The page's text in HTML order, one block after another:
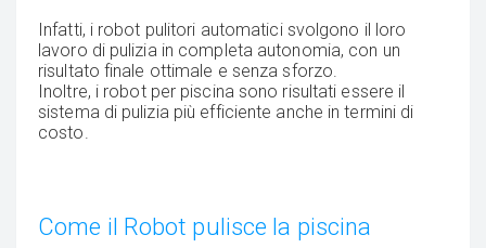
Infatti, i robot pulitori automatici svolgono il loro
lavoro di pulizia in completa autonomia, con un
risultato finale ottimale e senza sforzo.
Inoltre, i robot per piscina sono risultati essere il
sistema di pulizia più efficiente anche in termini di
costo.
Come il Robot pulisce la piscina